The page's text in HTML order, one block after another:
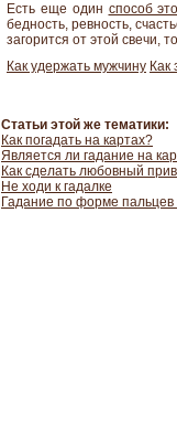
Есть еще один способ
бедность, ревность,
загорится от этой свечи,
Как удержать мужчину Как
Статьи этой же тематики:
Как погадать на картах?
Является ли гадание на
Как сделать любовный
Не ходи к гадалке
Гадание по форме пальцев